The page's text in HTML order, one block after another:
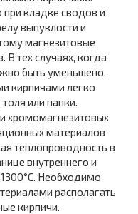
кладке сводов и
выпуклости и
магнезитовые
тех случаях, когда
быть уменьшено,
кирпичами легко
или папки.
хромомагнезитовых
материалов
теплопроводность в
внутреннего и
Необходимо
располагать
кирпичи.